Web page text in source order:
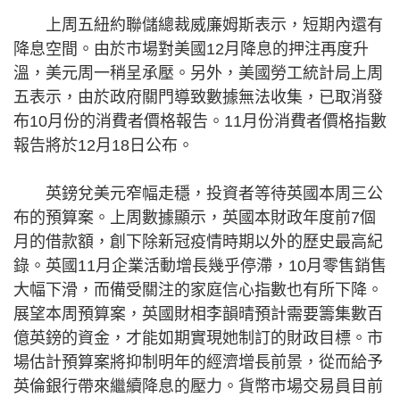
上周五紐約聯儲總裁威廉姆斯表示，短期內還有
降息空間。由於市場對美國12月降息的押注再度升
溫，美元周一稍呈承壓。另外，美國勞工統計局上周
五表示，由於政府關門導致數據無法收集，已取消發
布10月份的消費者價格報告。11月份消費者價格指數
報告將於12月18日公布。
英鎊兌美元窄幅走穩，投資者等待英國本周三公
布的預算案。上周數據顯示，英國本財政年度前7個
月的借款額，創下除新冠疫情時期以外的歷史最高紀
錄。英國11月企業活動增長幾乎停滯，10月零售銷售
大幅下滑，而備受關注的家庭信心指數也有所下降。
展望本周預算案，英國財相李韻晴預計需要籌集數百
億英鎊的資金，才能如期實現她制訂的財政目標。市
場估計預算案將抑制明年的經濟增長前景，從而給予
英倫銀行帶來繼續降息的壓力。貨幣市場交易員目前